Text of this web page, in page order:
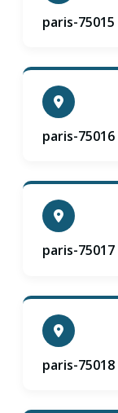
paris-75015
paris-75016
paris-75017
paris-75018